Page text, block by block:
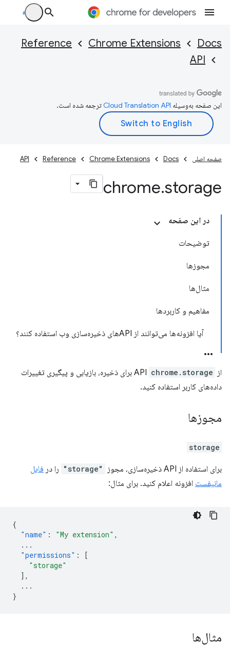
Docs
Chrome Extensions
Reference
API
این صفحه به‌وسیله ترجمه شده است.
صفحه اصلی Docs
Chrome Extensions
Reference
API
chrome.storage
در این صفحه
توضیحات
مجوزها
مثال‌ها
مفاهیم و کاربردها
آیا افزونه‌ها می‌توانند از APIهای ذخیره‌سازی وب استفاده کنند؟
از API chrome.storage
برای ذخیره، بازیابی و پیگیری تغییرات
داده‌های کاربر استفاده کنید.
مجوزها
storage
برای استفاده از API ذخیره‌سازی، مجوز "storage" را در فایل
مانیفست افزونه اعلام کنید. برای مثال:
{
"name" : "My extension" ,
...
"permissions" :
[
"storage"
],
...
}
مثال‌ها